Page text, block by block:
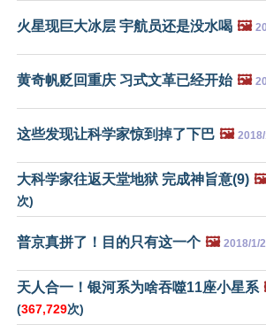
火星现巨大冰层 宇航员还是没水喝 🖼️
黄奇帆贬回重庆 习式文革已经开始 🖼️
这些发现让科学家惊到掉了下巴 🖼️
大科学家往返天堂地狱 完成神旨意(9)
次)
普京真拼了！目的只有这一个 🖼️ 2018/1/
天人合一！银河系为啥吞噬11座小星系
(367,729次)